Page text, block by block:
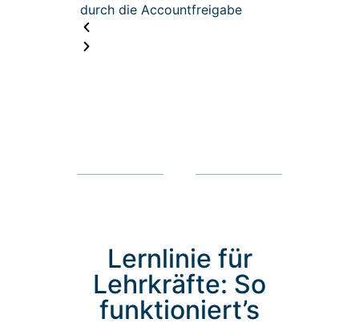
durch die Accountfreigabe
Lernlinie für
Lehrkräfte: So
funktioniert’s